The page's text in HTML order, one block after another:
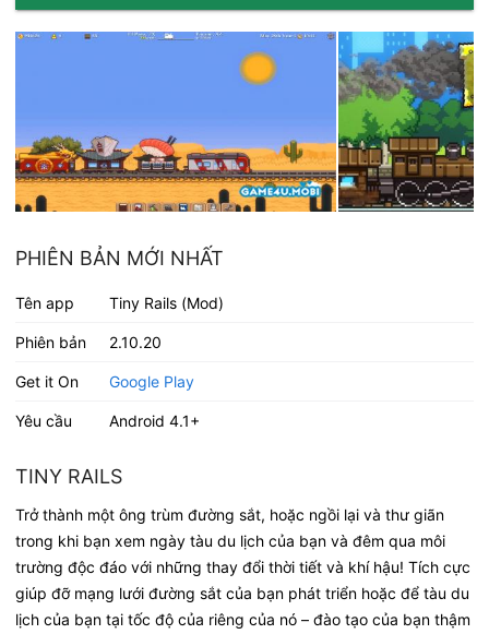
PHIÊN BẢN MỚI NHẤT
Tên app Tiny Rails (Mod)
Phiên bản 2.10.20
Get it On Google Play
Yêu cầu Android 4.1+
TINY RAILS
Trở thành một ông trùm đường sắt, hoặc ngồi lại và thư giãn
trong khi bạn xem ngày tàu du lịch của bạn và đêm qua môi
trường độc đáo với những thay đổi thời tiết và khí hậu! Tích cực
giúp đỡ mạng lưới đường sắt của bạn phát triển hoặc để tàu du
lịch của bạn tại tốc độ của riêng của nó – đào tạo của bạn thậm